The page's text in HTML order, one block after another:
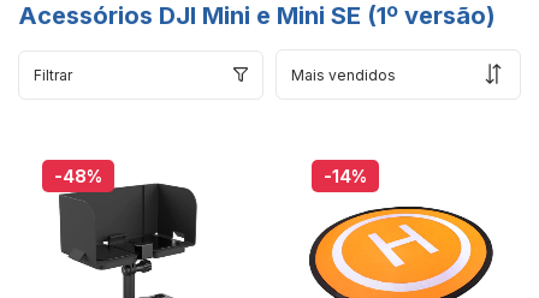
Acessórios DJI Mini e Mini SE (1º versão)
Filtrar
-48% -14%